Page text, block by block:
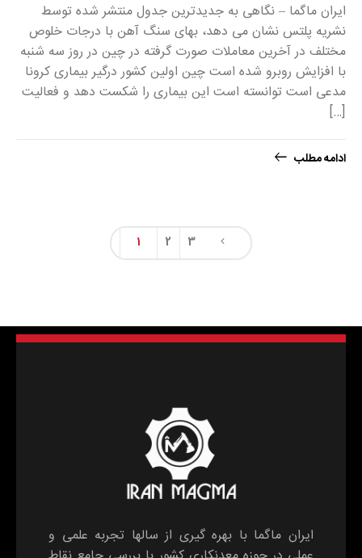
ایران ماگما – نگاهی به جدیدترین جدول منتشر شده توسط
نشریه پلتس نشان می دهد، بهای سنگ آهن با درجات خلوص
مختلف در آخرین معاملات صورت گرفته در چین در روز سه شنبه
با افزایش روبرو شده است چین اولین کشور درگیر بیماری کرونا
مدعی است توانسته است این بیماری را شکست دهد و فعالیت
[…]
ادامه مطلب
1 2 3
ایران ماگما با بهره گیری از سالها تجربه علمی و